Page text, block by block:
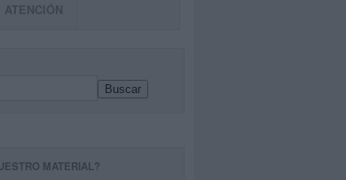
ATENCIÓN
Buscar
MATERIAL?